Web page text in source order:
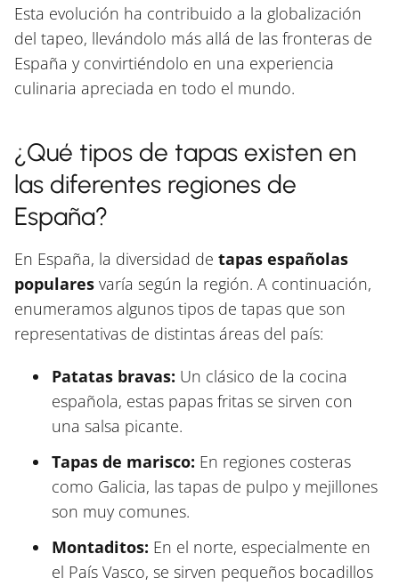
Esta evolución ha contribuido a la globalización
del tapeo, llevándolo más allá de las fronteras de
España y convirtiéndolo en una experiencia
culinaria apreciada en todo el mundo.
¿Qué tipos de tapas existen en
las diferentes regiones de
España?
En España, la diversidad de tapas españolas
populares varía según la región. A continuación,
enumeramos algunos tipos de tapas que son
representativas de distintas áreas del país:
Patatas bravas: Un clásico de la cocina
española, estas papas fritas se sirven con
una salsa picante.
Tapas de marisco: En regiones costeras
como Galicia, las tapas de pulpo y mejillones
son muy comunes.
Montaditos: En el norte, especialmente en
el País Vasco, se sirven pequeños bocadillos